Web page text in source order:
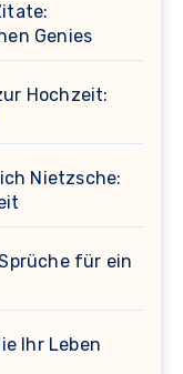
Genies
Hochzeit:
Nietzsche:
für ein
Ihr Leben